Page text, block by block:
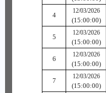
4
12/03/2026
(15:00:00)
5
12/03/2026
(15:00:00)
6
12/03/2026
(15:00:00)
7
12/03/2026
(15:00:00)